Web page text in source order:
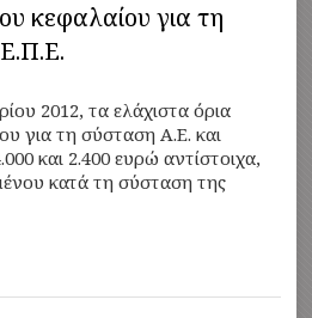
κεφαλαίου για τη
2012, τα ελάχιστα όρια
για τη σύσταση Α.Ε. και
και 2.400 ευρώ αντίστοιχα,
κατά τη σύσταση της